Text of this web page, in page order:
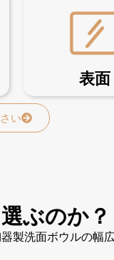
表面
い
ぶのか？
製洗面ボウルの幅